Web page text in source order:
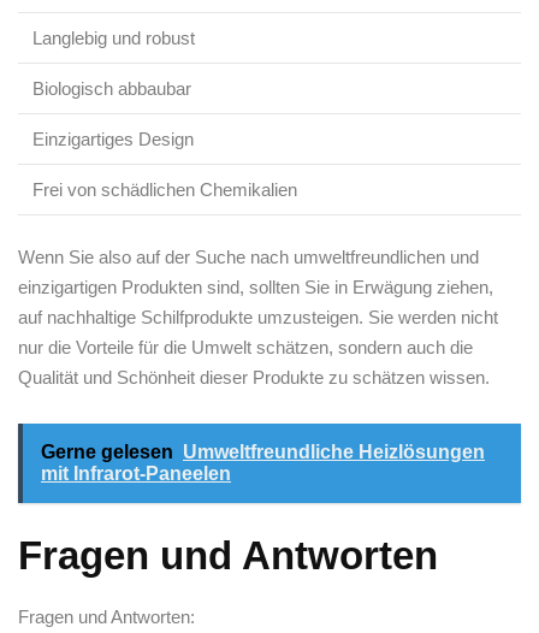
Langlebig und robust
Biologisch abbaubar
Einzigartiges ⁤Design
Frei⁣ von​ schädlichen ​Chemikalien
Wenn Sie ​also auf der Suche nach umweltfreundlichen und
einzigartigen Produkten sind, sollten Sie in Erwägung​ ziehen,
auf nachhaltige Schilfprodukte⁢ umzusteigen.⁤ Sie werden nicht⁢
nur‌ die Vorteile für die Umwelt ⁢schätzen, sondern auch ⁣die
Qualität und Schönheit dieser ⁣Produkte zu schätzen wissen.
Gerne gelesen Umweltfreundliche Heizlösungen
mit Infrarot-Paneelen
Fragen und Antworten
Fragen und Antworten: